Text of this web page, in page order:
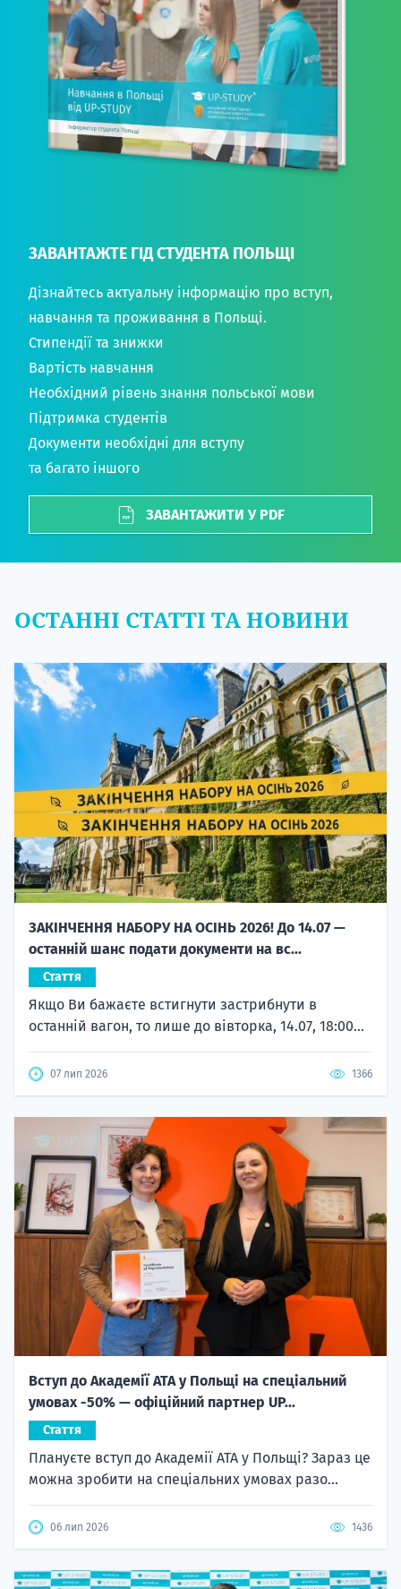
ЗАВАНТАЖТЕ ГІД СТУДЕНТА ПОЛЬЩІ
Дізнайтесь актуальну інформацію про вступ,
навчання та проживання в Польщі.
Стипендії та знижки
Вартість навчання
Необхідний рівень знання польської мови
Підтримка студентів
Документи необхідні для вступу
та багато іншого
ЗАВАНТАЖИТИ У PDF
ОСТАННІ СТАТТІ ТА НОВИНИ
ЗАКІНЧЕННЯ НАБОРУ НА ОСІНЬ 2026! До 14.07 —
останній шанс подати документи на вс...
Стаття
Якщо Ви бажаєте встигнути застрибнути в
останній вагон, то лише до вівторка, 14.07, 18:00...
07 лип 2026 1366
Вступ до Академії ATA у Польщі на спеціальний
умовах -50% — офіційний партнер UP...
Стаття
Плануєте вступ до Академії ATA у Польщі? Зараз це
можна зробити на спеціальних умовах разо...
06 лип 2026 1436